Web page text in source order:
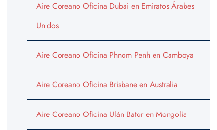
Aire Coreano Oficina Dubai en Emiratos Árabes
Unidos
Aire Coreano Oficina Phnom Penh en Camboya
Aire Coreano Oficina Brisbane en Australia
Aire Coreano Oficina Ulán Bator en Mongolia